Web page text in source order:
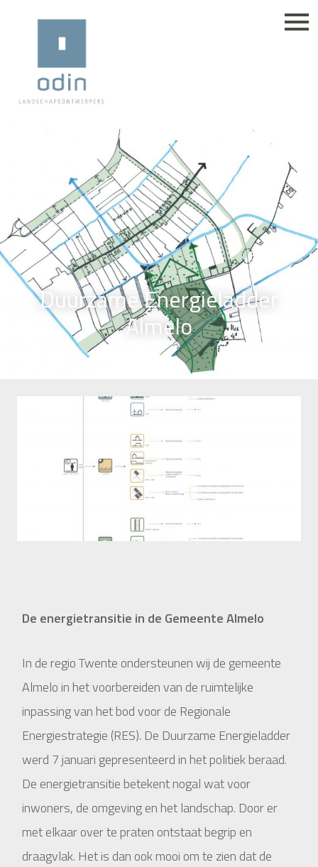
Duurzame Energieladder
Almelo
De energietransitie in de Gemeente Almelo
In de regio Twente ondersteunen wij de gemeente
Almelo in het voorbereiden van de ruimtelijke
inpassing van het bod voor de Regionale
Energiestrategie (RES). De Duurzame Energieladder
werd 7 januari gepresenteerd in het politiek beraad.
De energietransitie betekent nogal wat voor
inwoners, de omgeving en het landschap. Door er
met elkaar over te praten ontstaat begrip en
draagvlak. Het is dan ook mooi om te zien dat de